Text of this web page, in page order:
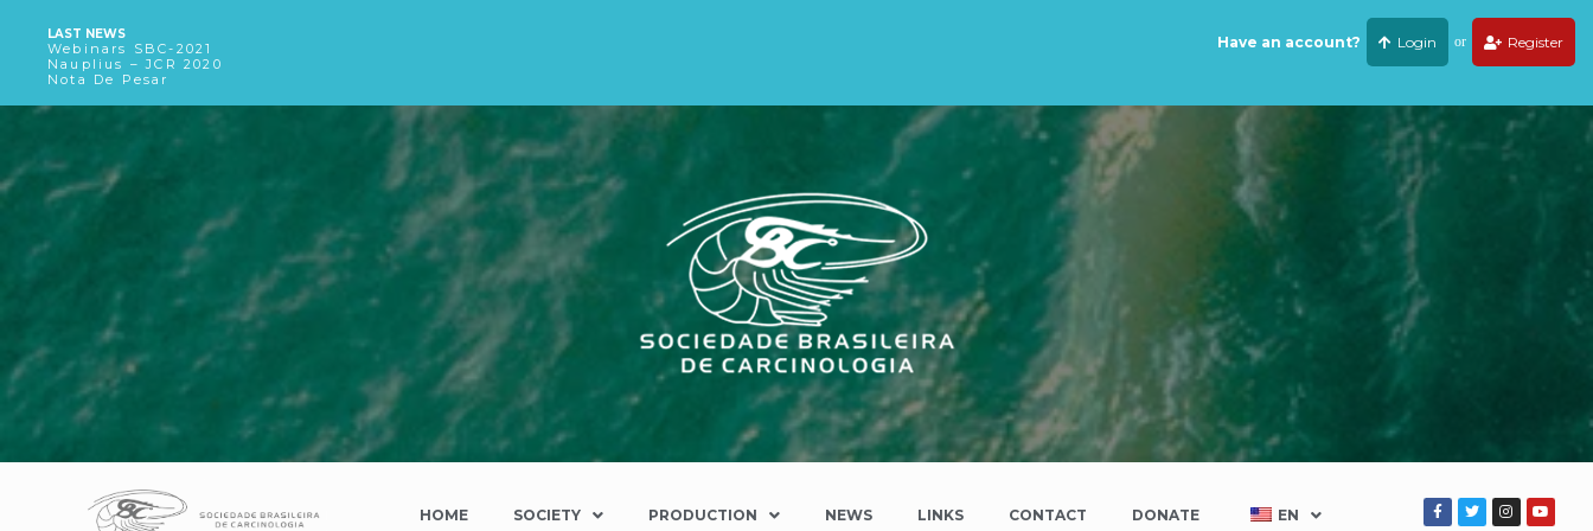
LAST NEWS
Webinars SBC-2021
Nauplius – JCR 2020
Nota De Pesar
Have an account? Login or Register
HOME SOCIETY PRODUCTION NEWS LINKS CONTACT DONATE EN